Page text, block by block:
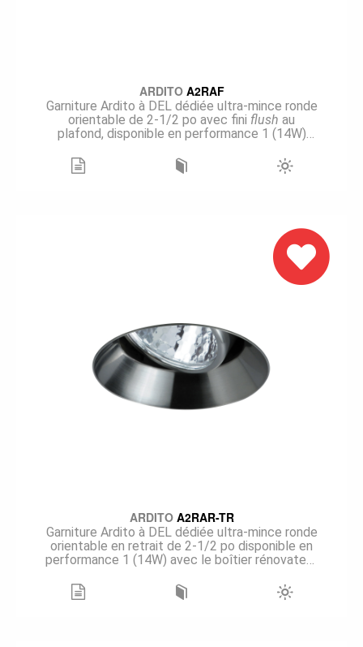
ARDITOA2RAF
Garniture Ardito à DEL dédiée ultra-mince ronde
orientable de 2-1/2 po avec fini flush au
plafond, disponible en performance 1 (14W)
construction et isolé. Avec un choix de huit finis
de garniture, quatre températures de couleur et
branchement sur des tensions de 120V et 277V.
Cette garniture entièrement orientable, grâce à
son inclinaison de 30° et une rotation possible
sur 359°, permet de mettre en valeur, avec son
faisceau étroit de 15°, des objets ou endroits
375 lumens pour une performance de 95 lm/W.
ARDITOA2RAR-TR
Garniture Ardito à DEL dédiée ultra-mince ronde
orientable en retrait de 2-1/2 po disponible en
performance 1 (14W) avec le boîtier rénovateur.
chacune avec un IRC de +90. Ce modèle à
inclinaison à 30° sur deux sens produit un